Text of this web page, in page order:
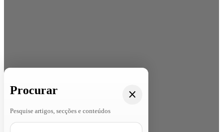
Procurar
Pesquise artigos, secções e conteúdos